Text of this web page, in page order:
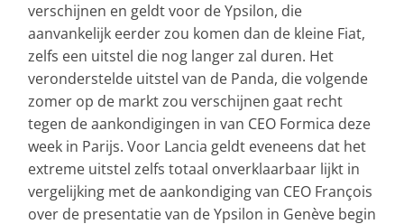
verschijnen en geldt voor de Ypsilon, die
aanvankelijk eerder zou komen dan de kleine Fiat,
zelfs een uitstel die nog langer zal duren. Het
veronderstelde uitstel van de Panda, die volgende
zomer op de markt zou verschijnen gaat recht
tegen de aankondigingen in van CEO Formica deze
week in Parijs. Voor Lancia geldt eveneens dat het
extreme uitstel zelfs totaal onverklaarbaar lijkt in
vergelijking met de aankondiging van CEO François
over de presentatie van de Ypsilon in Genève begin